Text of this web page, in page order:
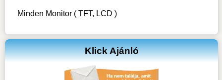
Minden Monitor ( TFT, LCD )
Klick Ajánló